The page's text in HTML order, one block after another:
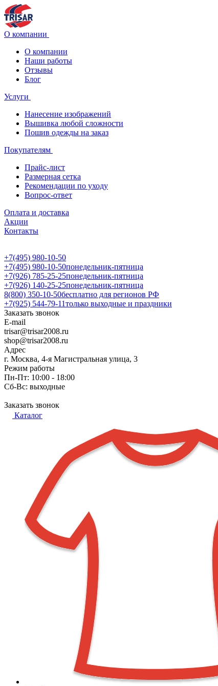
О компании
О компании
Наши работы
Отзывы
Блог
Услуги
Нанесение изображений
Вышивка любой сложности
Пошив одежды на заказ
Покупателям
Прайс-лист
Размерная сетка
Рекомендации по уходу
Вопрос-ответ
Оплата и доставка
Акции
Контакты
+7(495) 980-10-50
+7(495) 980-10-50понедельник-пятница
+7(926) 785-25-25понедельник-пятница
+7(926) 140-25-25понедельник-пятница
8(800) 350-10-50бесплатно для регионов РФ
+7(925) 544-79-11только выходные и праздники
Заказать звонок
E-mail
trisar@trisar2008.ru
shop@trisar2008.ru
Адрес
г. Москва, 4-я Магистральная улица, 3
Режим работы
Пн-Пт: 10:00 - 18:00
Сб-Вс: выходные
Заказать звонок
Каталог